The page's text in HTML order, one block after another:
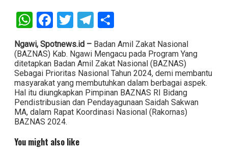
WhatsApp
Facebook
TwitterTelegram
Ngawi, Spotnews.id – Badan Amil Zakat Nasional
(BAZNAS) Kab. Ngawi Mengacu pada Program Yang
ditetapkan Badan Amil Zakat Nasional (BAZNAS)
Sebagai Prioritas Nasional Tahun 2024, demi membantu
masyarakat yang membutuhkan dalam berbagai aspek.
Hal itu diungkapkan Pimpinan BAZNAS RI Bidang
Pendistribusian dan Pendayagunaan Saidah Sakwan
MA, dalam Rapat Koordinasi Nasional (Rakornas)
BAZNAS 2024.
You might also like